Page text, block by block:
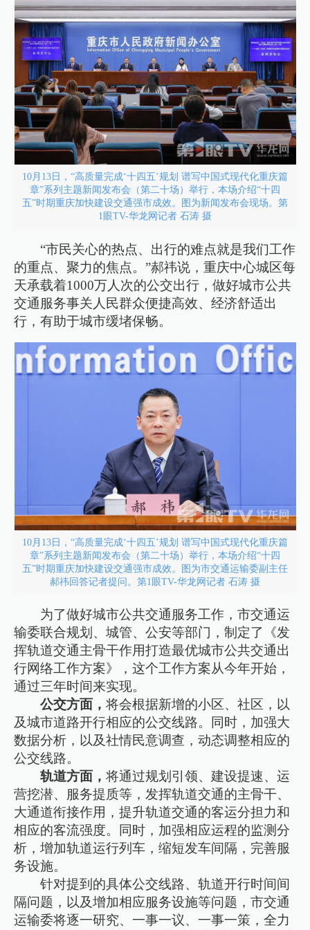
10月13日，“高质量完成‘十四五’规划 谱写中国式现代化重庆篇
章”系列主题新闻发布会（第二十场）举行，本场介绍“十四
五”时期重庆加快建设交通强市成效。图为新闻发布会现场。第
1眼TV-华龙网记者 石涛 摄
“市民关心的热点、出行的难点就是我们工作
的重点、聚力的焦点。”郝祎说，重庆中心城区每
天承载着1000万人次的公交出行，做好城市公共
交通服务事关人民群众便捷高效、经济舒适出
行，有助于城市缓堵保畅。
10月13日，“高质量完成‘十四五’规划 谱写中国式现代化重庆篇
章”系列主题新闻发布会（第二十场）举行，本场介绍“十四
五”时期重庆加快建设交通强市成效。图为市交通运输委副主任
郝祎回答记者提问。第1眼TV-华龙网记者 石涛 摄
为了做好城市公共交通服务工作，市交通运
输委联合规划、城管、公安等部门，制定了《发
挥轨道交通主骨干作用打造最优城市公共交通出
行网络工作方案》，这个工作方案从今年开始，
通过三年时间来实现。
公交方面，将会根据新增的小区、社区，以
及城市道路开行相应的公交线路。同时，加强大
数据分析，以及社情民意调查，动态调整相应的
公交线路。
轨道方面，将通过规划引领、建设提速、运
营挖潜、服务提质等，发挥轨道交通的主骨干、
大通道衔接作用，提升轨道交通的客运分担力和
相应的客流强度。同时，加强相应运程的监测分
析，增加轨道运行列车，缩短发车间隔，完善服
务设施。
针对提到的具体公交线路、轨道开行时间间
隔问题，以及增加相应服务设施等问题，市交通
运输委将逐一研究、一事一议、一事一策，全力